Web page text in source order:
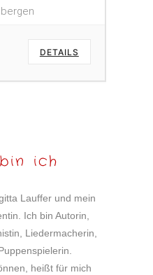
DETAILS
ich
Lauffer und mein
Ich bin Autorin,
Liedermacherin,
heißt für mich